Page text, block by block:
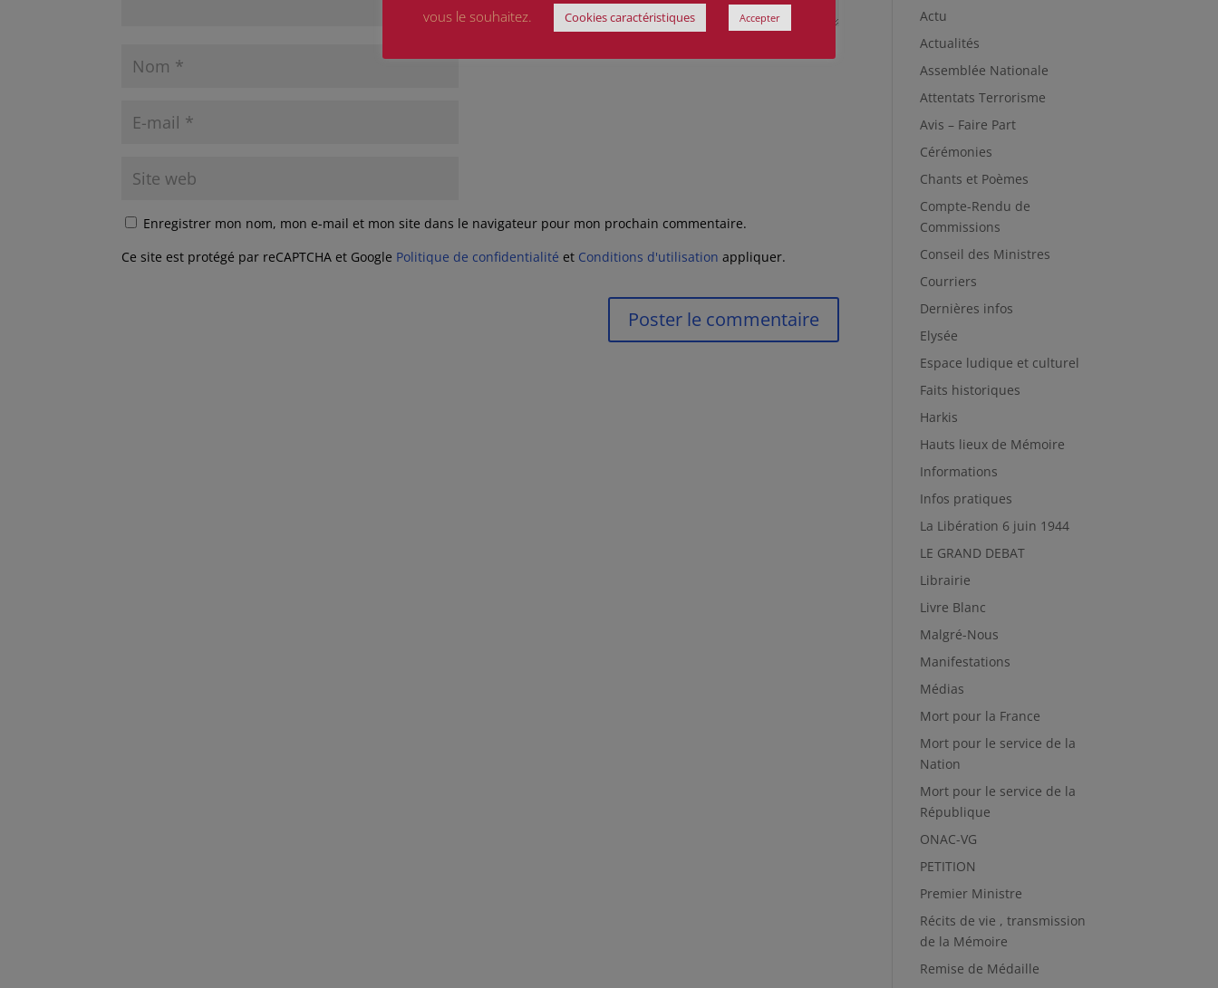
Enregistrer mon nom, mon e-mail et mon site dans le navigateur pour mon prochain commentaire.
Ce site est protégé par reCAPTCHA et Google Politique de confidentialité et Conditions d'utilisation appliquer.
Actu
Actualités
Assemblée Nationale
Attentats Terrorisme
Avis – Faire Part
Cérémonies
Chants et Poèmes
Compte-Rendu de
Commissions
Conseil des Ministres
Courriers
Dernières infos
Elysée
Espace ludique et culturel
Faits historiques
Harkis
Hauts lieux de Mémoire
Informations
Infos pratiques
La Libération 6 juin 1944
LE GRAND DEBAT
Librairie
Livre Blanc
Malgré-Nous
Manifestations
Médias
Mort pour la France
Mort pour le service de la
Nation
Mort pour le service de la
République
ONAC-VG
PETITION
Premier Ministre
Récits de vie , transmission
de la Mémoire
Remise de Médaille
vous le souhaitez.
Cookies caractéristiques Accepter